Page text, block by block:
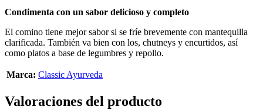
Condimenta con un sabor delicioso y completo
El comino tiene mejor sabor si se fríe brevemente con mantequilla
clarificada. También va bien con los, chutneys y encurtidos, así
como platos a base de legumbres y repollo.
Marca: Classic Ayurveda
Valoraciones del producto